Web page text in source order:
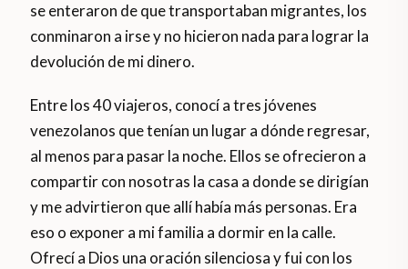
se enteraron de que transportaban migrantes, los
conminaron a irse y no hicieron nada para lograr la
devolución de mi dinero.
Entre los 40 viajeros, conocí a tres jóvenes
venezolanos que tenían un lugar a dónde regresar,
al menos para pasar la noche. Ellos se ofrecieron a
compartir con nosotras la casa a donde se dirigían
y me advirtieron que allí había más personas. Era
eso o exponer a mi familia a dormir en la calle.
Ofrecí a Dios una oración silenciosa y fui con los